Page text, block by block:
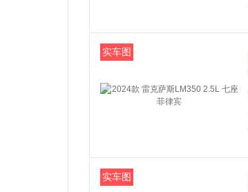
实车图
实车图